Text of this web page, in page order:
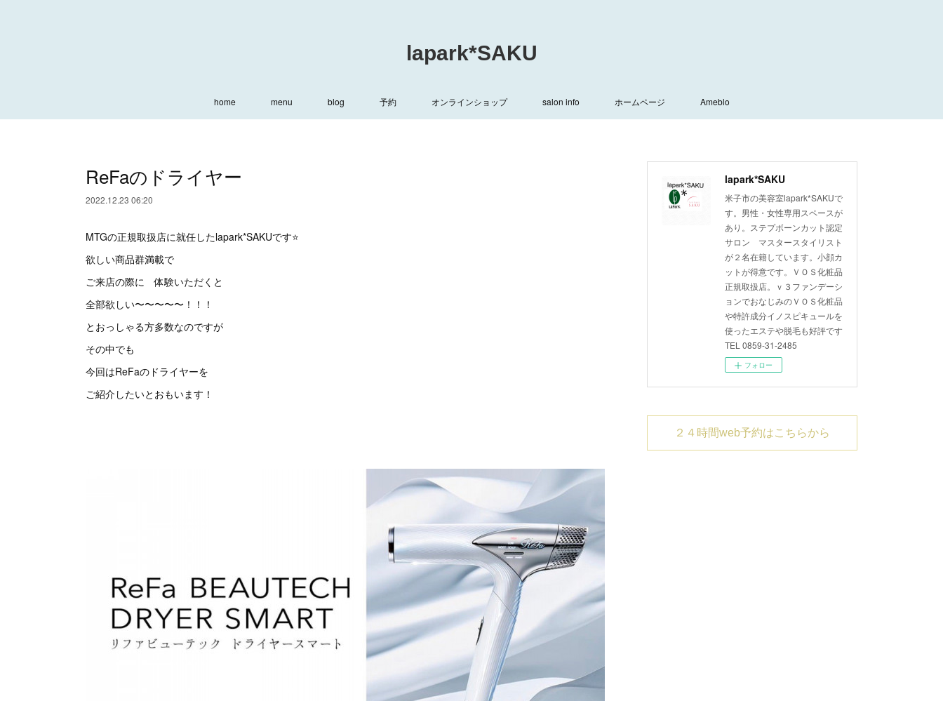
lapark*SAKU
home menu blog 予約 オンラインショップ salon info ホームページ Ameblo
ReFaのドライヤー
2022.12.23 06:20
MTGの正規取扱店に就任したlapark*SAKUです⭐️
欲しい商品群満載で
ご来店の際に 体験いただくと
全部欲しい〜〜〜〜〜！！！
とおっしゃる方多数なのですが
その中でも
今回はReFaのドライヤーを
ご紹介したいとおもいます！
lapark*SAKU
米子市の美容室lapark*SAKUで
す。男性・女性専用スペースが
あり。ステプボーンカット認定
サロン マスタースタイリスト
が２名在籍しています。小顔カ
ットが得意です。ＶＯＳ化粧品
正規取扱店。ｖ３ファンデーシ
ョンでおなじみのＶＯＳ化粧品
や特許成分イノスピキュールを
使ったエステや脱毛も好評です
TEL 0859-31-2485
フォロー
２４時間web予約はこちらから